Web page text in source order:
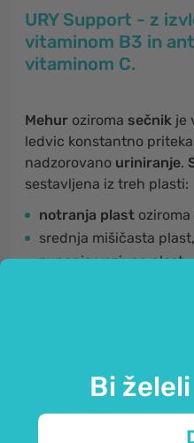
URY Support - z
vitaminom B3 in
vitaminom C.
Mehur oziroma sečnik je
ledvic konstantno
nadzorovano uriniranje.
sestavljena iz treh plasti:
notranja plast oziroma
srednja mišičasta plast,
zunanja vezivna plast.
Kapsule URY Support
pomemben
Bi